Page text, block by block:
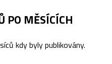
PO MĚSÍCÍCH
kdy byly publikovány.